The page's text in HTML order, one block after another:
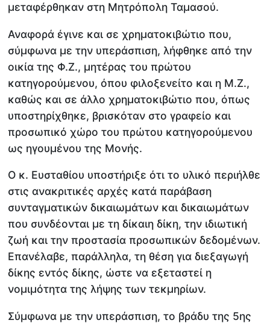
μεταφέρθηκαν στη Μητρόπολη Ταμασού.
Αναφορά έγινε και σε χρηματοκιβώτιο που,
σύμφωνα με την υπεράσπιση, λήφθηκε από την
οικία της Φ.Ζ., μητέρας του πρώτου
κατηγορούμενου, όπου φιλοξενείτο και η Μ.Ζ.,
καθώς και σε άλλο χρηματοκιβώτιο που, όπως
υποστηρίχθηκε, βρισκόταν στο γραφείο και
προσωπικό χώρο του πρώτου κατηγορούμενου
ως ηγουμένου της Μονής.
Ο κ. Ευσταθίου υποστήριξε ότι το υλικό περιήλθε
στις ανακριτικές αρχές κατά παράβαση
συνταγματικών δικαιωμάτων και δικαιωμάτων
που συνδέονται με τη δίκαιη δίκη, την ιδιωτική
ζωή και την προστασία προσωπικών δεδομένων.
Επανέλαβε, παράλληλα, τη θέση για διεξαγωγή
δίκης εντός δίκης, ώστε να εξεταστεί η
νομιμότητα της λήψης των τεκμηρίων.
Σύμφωνα με την υπεράσπιση, το βράδυ της 5ης